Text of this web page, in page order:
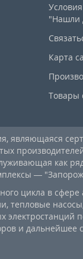
"Нашли
Карта
Товары
являющаяся
как
—
цикла в сфере
тепловые
электростанций
и дальнейшее